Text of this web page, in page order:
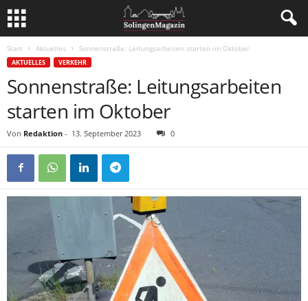
Start Aktuelles Sonnenstraße: Leitungsarbeiten starten im Oktober
AKTUELLES VERKEHR
Sonnenstraße: Leitungsarbeiten
starten im Oktober
Von Redaktion - 13. September 2023 0